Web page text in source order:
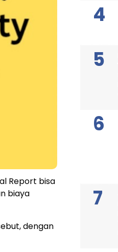
Report bisa
biaya
dengan